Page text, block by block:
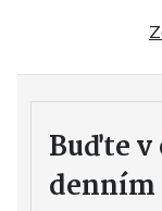
Buďte v